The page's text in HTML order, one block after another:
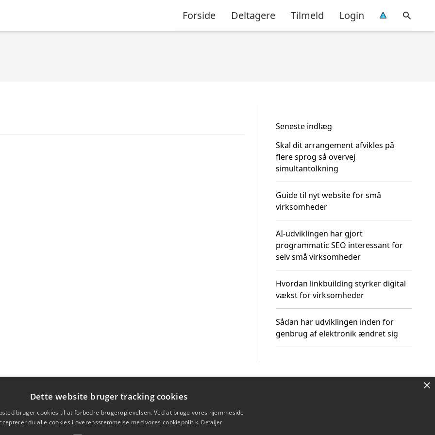
Forside Deltagere Tilmeld Login
Seneste indlæg
Skal dit arrangement afvikles på
flere sprog så overvej
simultantolkning
Guide til nyt website for små
virksomheder
AI-udviklingen har gjort
programmatic SEO interessant for
selv små virksomheder
Hvordan linkbuilding styrker digital
vækst for virksomheder
Sådan har udviklingen inden for
genbrug af elektronik ændret sig
×
Dette website bruger tracking cookies
bruger cookies til at forbedre brugeroplevelsen. Ved at bruge vores hjemmeside
du alle cookies i overensstemmelse med vores cookiepolitik. Detaljer